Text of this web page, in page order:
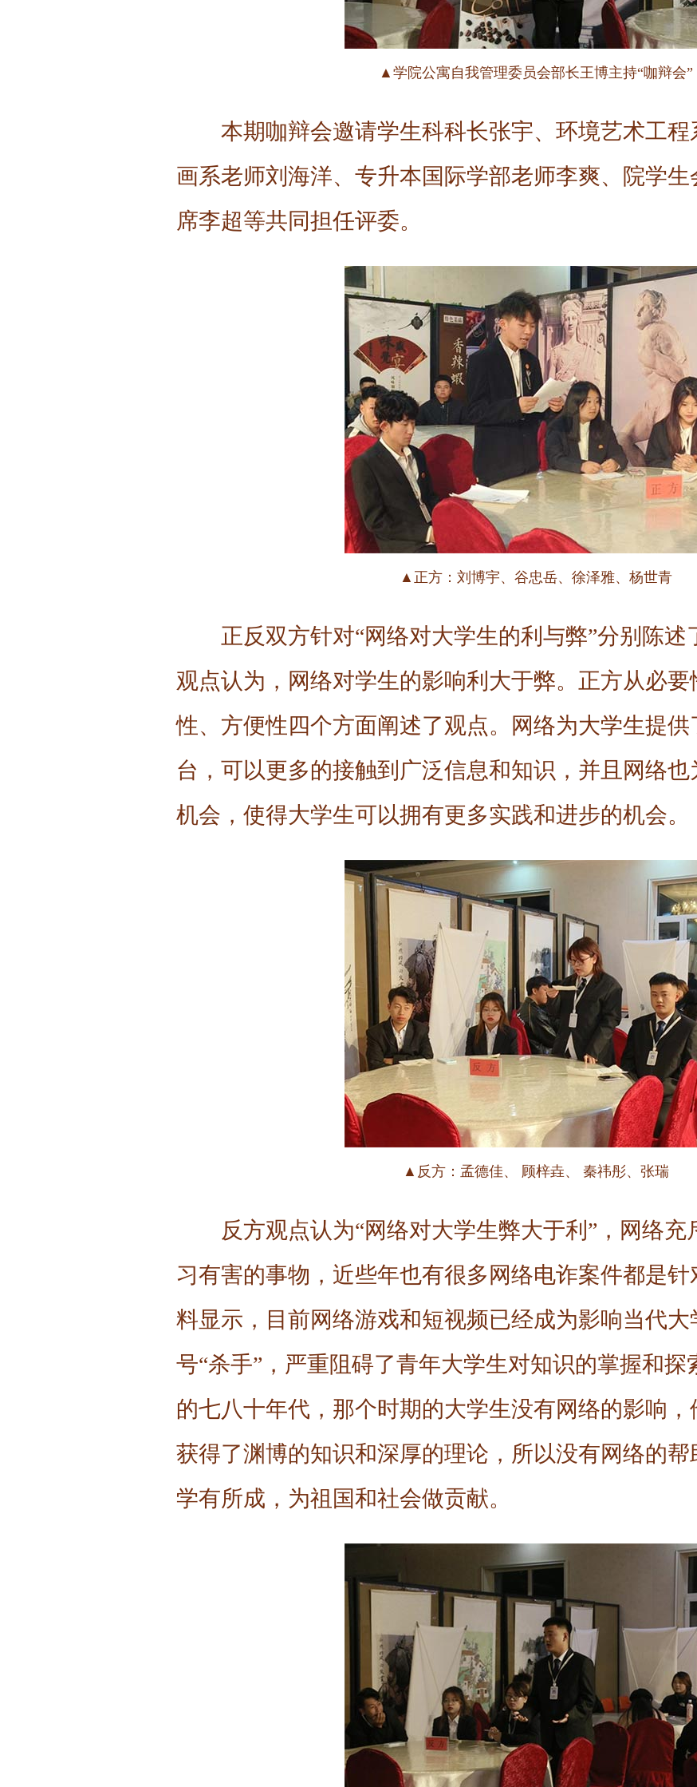
▲学院公寓自我管理委员会部长王博主持“咖辩会”
本期咖辩会邀请学生科科长张宇、环境艺术工
画系老师刘海洋、专升本国际学部老师李爽、院学
席李超等共同担任评委。
▲正方：刘博宇、谷忠岳、徐泽雅、杨世青
正反双方针对“网络对大学生的利与弊”分别陈
观点认为，网络对学生的影响利大于弊。正方从必
性、方便性四个方面阐述了观点。网络为大学生提
台，可以更多的接触到广泛信息和知识，并且网络
机会，使得大学生可以拥有更多实践和进步的机会。
▲反方：孟德佳、 顾梓垚、 秦祎彤、张瑞
反方观点认为“网络对大学生弊大于利”，网络
习有害的事物，近些年也有很多网络电诈案件都是
料显示，目前网络游戏和短视频已经成为影响当代
号“杀手”，严重阻碍了青年大学生对知识的掌握和探
的七八十年代，那个时期的大学生没有网络的影响
获得了渊博的知识和深厚的理论，所以没有网络的
学有所成，为祖国和社会做贡献。